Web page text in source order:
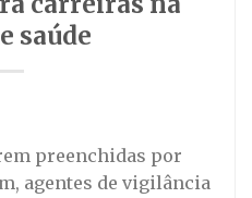
saúde
preenchidas por
agentes de vigilância